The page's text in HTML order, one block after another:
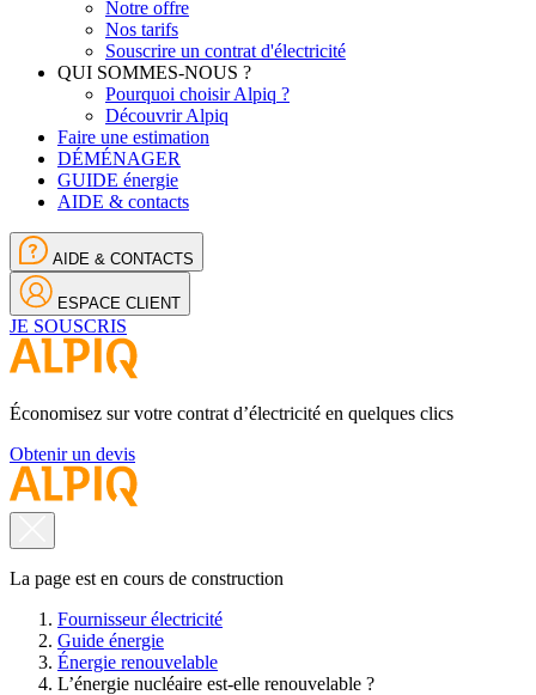
Notre offre
Nos tarifs
Souscrire un contrat d'électricité
QUI SOMMES-NOUS ?
Pourquoi choisir Alpiq ?
Découvrir Alpiq
Faire une estimation
DÉMÉNAGER
GUIDE énergie
AIDE & contacts
AIDE & CONTACTS
ESPACE CLIENT
JE SOUSCRIS
Économisez sur votre contrat d’électricité en quelques clics
Obtenir un devis
La page est en cours de construction
Fournisseur électricité
Guide énergie
Énergie renouvelable
L’énergie nucléaire est-elle renouvelable ?